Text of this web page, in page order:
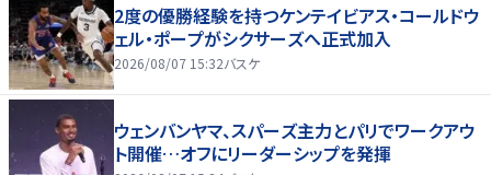
2度の優勝経験を持つケンテイビアス・コールドウ
ェル・ポープがシクサーズへ正式加入
2026/08/07 15:32バスケ
ウェンバンヤマ、スパーズ主力とパリでワークアウ
ト開催…オフにリーダーシップを発揮